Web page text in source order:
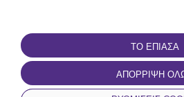
ΤΟ ΈΠΙΑΣΑ
ΑΠΌΡΡΙΨΗ
ΟΡΟΙ ΧΡΉΣΗΣ
Οροι και Προϋποθέσεις
Πολιτική απορρήτου